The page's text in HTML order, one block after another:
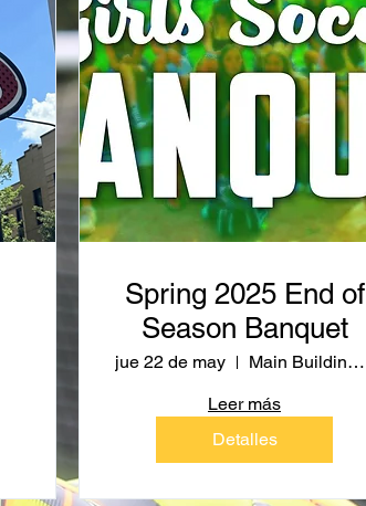
Spring 2025 End of
Season Banquet
jue 22 de may
Main Building Cafeteria, LPHS
Leer más
Detalles